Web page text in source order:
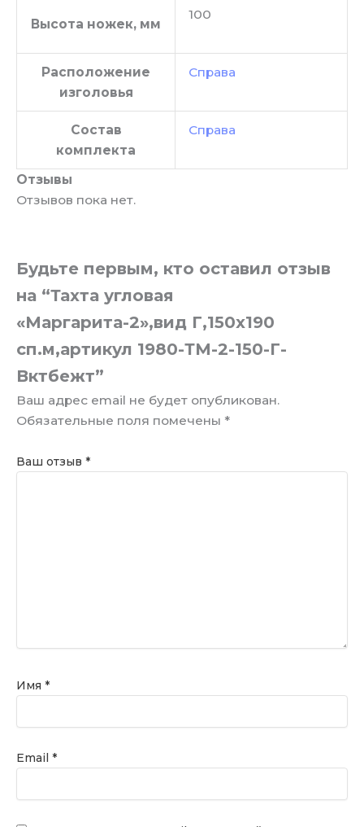
Высота ножек, мм
100
Расположение
изголовья
Справа
Состав
комплекта
Справа
Отзывы
Отзывов пока нет.
Будьте первым, кто оставил отзыв
на “Тахта угловая
«Маргарита-2»,вид Г,150х190
сп.м,артикул 1980-ТМ-2-150-Г-
Вктбежт”
Ваш адрес email не будет опубликован.
Обязательные поля помечены *
Ваш отзыв *
Имя *
Email *